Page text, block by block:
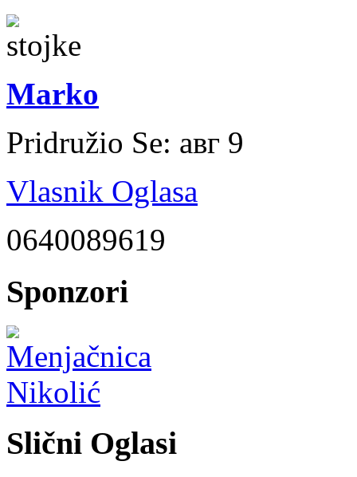
Marko
Pridružio Se: авг 9
Vlasnik Oglasa
0640089619
Sponzori
Slični Oglasi